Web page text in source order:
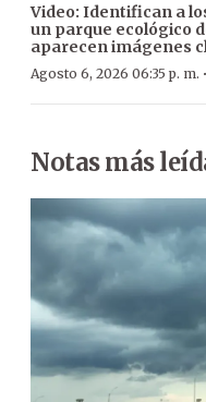
Video: Identifican a
un parque ecológico
aparecen imágenes
Agosto 6, 2026 06:35 p. m. ·
Notas más